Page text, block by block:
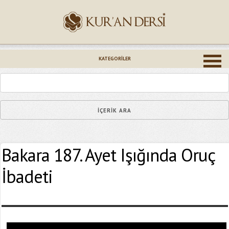
KATEGORILER
Bakara 187. Ayet Işığında Oruç
İbadeti
Epostanız (*)
Yaşadığınız Hatanın Ayrıntıları